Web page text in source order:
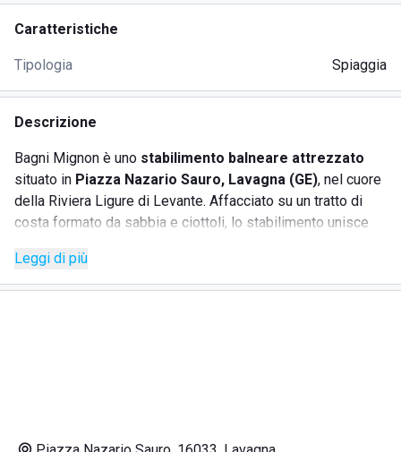
Caratteristiche
Tipologia Spiaggia
Descrizione
Bagni Mignon è uno stabilimento balneare attrezzato
situato in Piazza Nazario Sauro, Lavagna (GE), nel cuore
della Riviera Ligure di Levante. Affacciato su un tratto di
costa formato da sabbia e ciottoli, lo stabilimento unisce
ambiente rilassante
gruppi di amici.
Leggi di più